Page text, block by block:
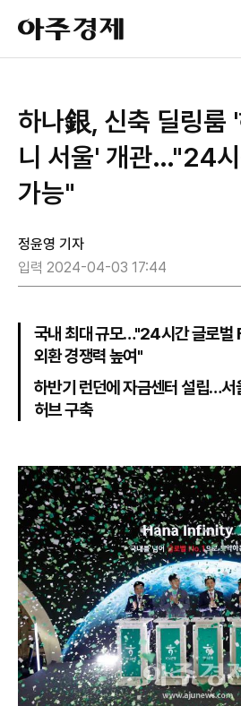
아
주
경
하나銀, 신축 딜링룸
니 서울' 개관…"24
가능"
정윤영 기자
입력 2024-04-03 17:44
국내 최대 규모…"24시간 글로벌
외환 경쟁력 높여"
하반기 런던에 자금센터 설립…서
허브 구축